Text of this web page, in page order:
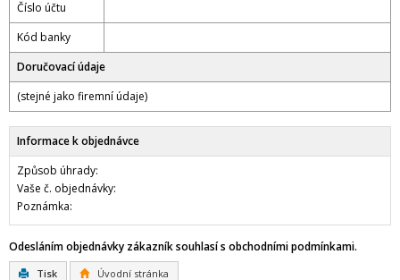
Číslo účtu
Kód banky
Doručovací údaje
(stejné jako firemní údaje)
Informace k objednávce
Způsob úhrady:
Vaše č. objednávky:
Poznámka:
Odesláním objednávky zákazník souhlasí s obchodními podmínkami.
Tisk Úvodní stránka